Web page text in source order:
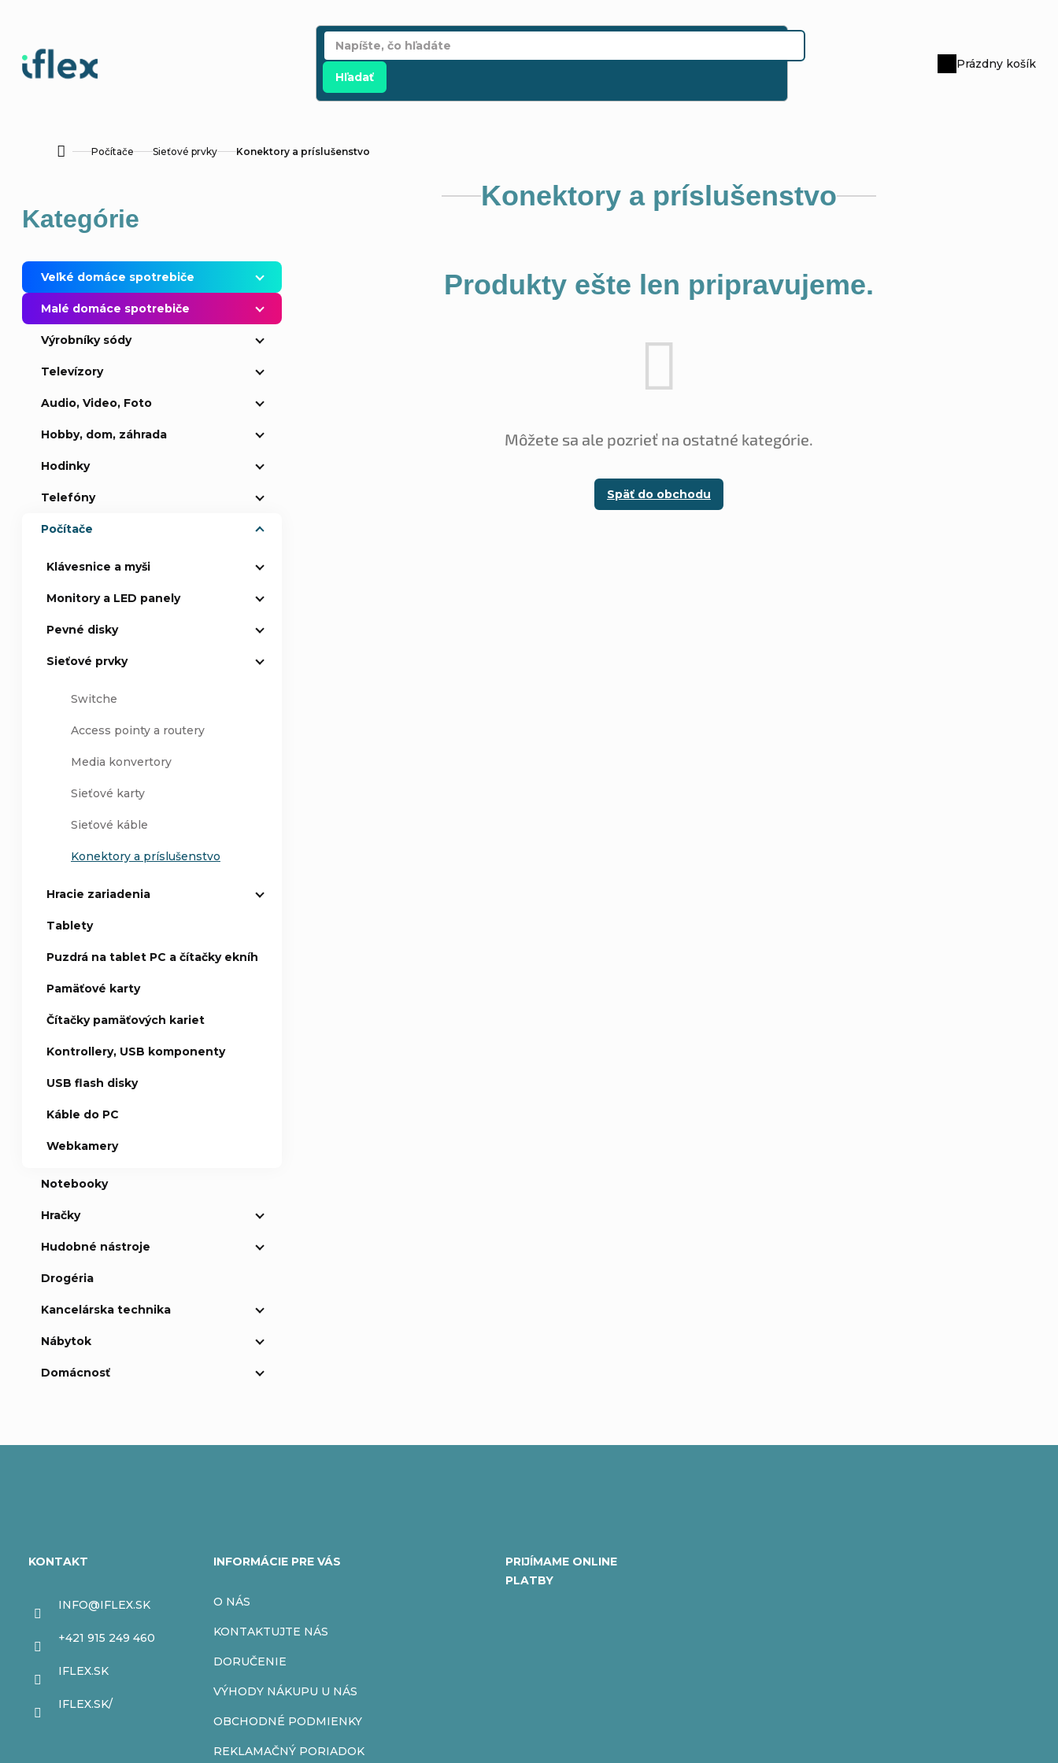
Hľadať
Nákupný
Prázdny košík
DomovPočítače Sieťové prvky Konektory a príslušenstvo
o
č
n
Preskočiť
kategórie
Kategórie
Veľké domáce spotrebiče
Malé domáce spotrebiče
Výrobníky sódy
Televízory
Audio, Video, Foto
Hobby, dom, záhrada
Hodinky
Telefóny
Počítače
Klávesnice a myši
Monitory a LED panely
Pevné disky
Sieťové prvky
Switche
Access pointy a routery
Media konvertory
Sieťové karty
Sieťové káble
Konektory a príslušenstvo
Hracie zariadenia
Tablety
Puzdrá na tablet PC a čítačky ekníh
Pamäťové karty
Čítačky pamäťových kariet
Kontrollery, USB komponenty
USB flash disky
Káble do PC
Webkamery
Notebooky
Hračky
Hudobné nástroje
Drogéria
Kancelárska technika
Nábytok
Domácnosť
Konektory a príslušenstvo
Produkty ešte len pripravujeme.
Môžete sa ale pozrieť na ostatné kategórie.
Späť do obchodu
KONTAKT
INFO@IFLEX.SK
+421 915 249 460
IFLEX.SK
IFLEX.SK/
INFORMÁCIE PRE VÁS
O NÁS
KONTAKTUJTE NÁS
DORUČENIE
VÝHODY NÁKUPU U NÁS
OBCHODNÉ PODMIENKY
REKLAMAČNÝ PORIADOK
PRIJÍMAME ONLINE
PLATBY